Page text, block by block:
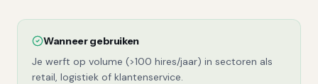
Wanneer gebruiken
Je werft op volume (>100 hires/jaar) in sectoren als
retail, logistiek of klantenservice.